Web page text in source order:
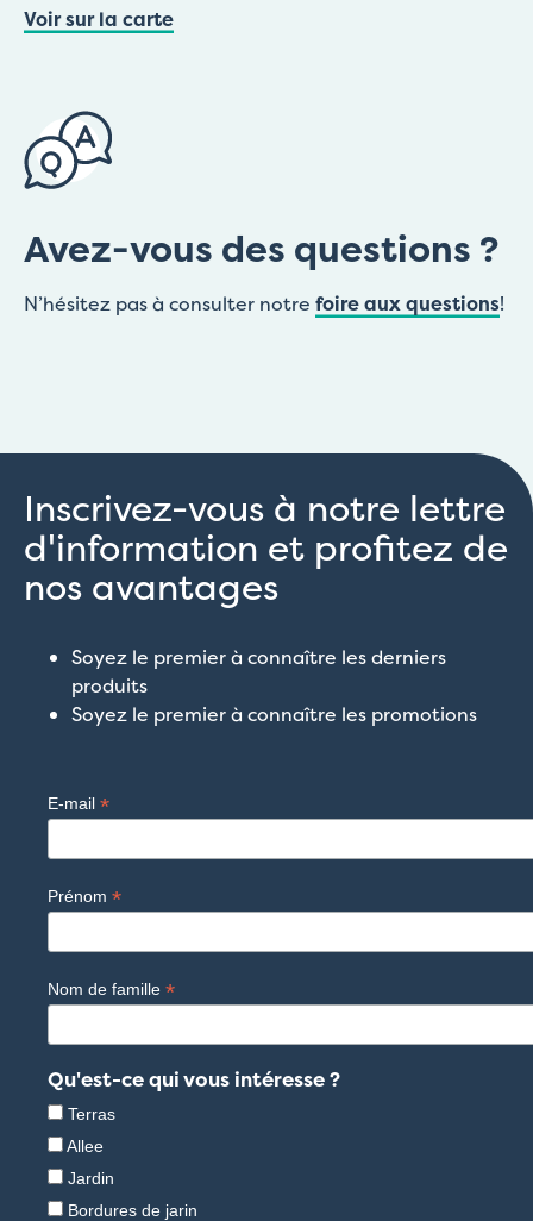
Voir sur la carte
Avez-vous des questions ?
N’hésitez pas à consulter notre foire aux questions!
Inscrivez-vous à notre lettre
d'information et profitez de
nos avantages
Soyez le premier à connaître les derniers
produits
Soyez le premier à connaître les promotions
E-mail *
Prénom *
Nom de famille *
Qu'est-ce qui vous intéresse ?
Terras
Allee
Jardin
Bordures de jarin